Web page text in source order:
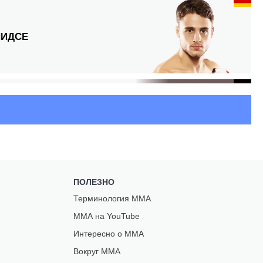
ПОЛЕЗНО
Терминология ММА
ММА на YouTube
Интересно о ММА
Вокруг ММА